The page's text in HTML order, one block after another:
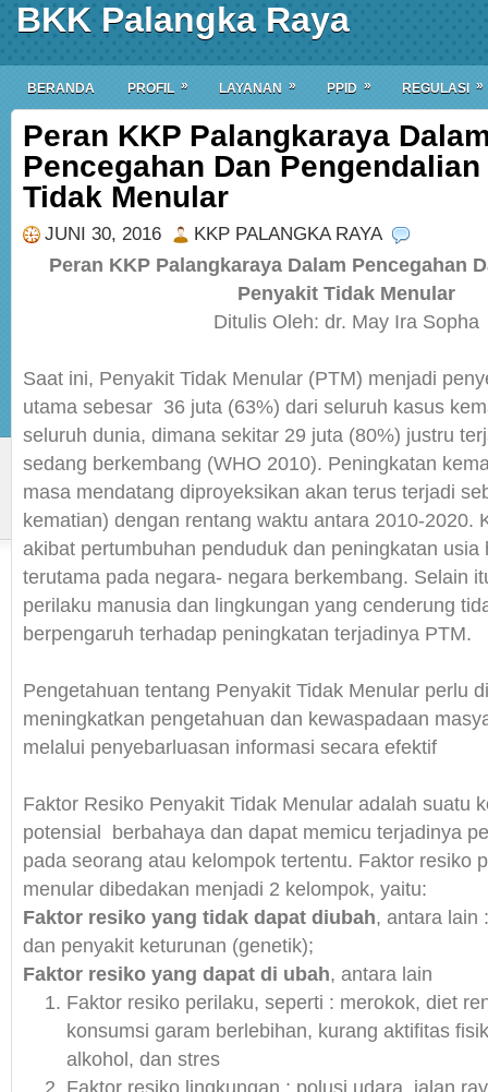
BKK Palangka Raya
BERANDA PROFIL » LAYANAN » PPID » REGULASI »
Peran KKP Palangkaraya
Pencegahan Dan
Tidak Menular
JUNI 30, 2016 KKP PALANGKA RAYA
Peran KKP Palangkaraya Dalam Pencegahan
Penyakit Tidak Menular
Ditulis Oleh: dr. May Ira Sopha
Saat ini, Penyakit Tidak Menular (PTM) menjadi
utama sebesar 36 juta (63%) dari seluruh kasus
seluruh dunia, dimana sekitar 29 juta (80%) justru
sedang berkembang (WHO 2010). Peningkatan
masa mendatang diproyeksikan akan terus terjadi
kematian) dengan rentang waktu antara 2010-2020.
akibat pertumbuhan penduduk dan peningkatan usia
terutama pada negara- negara berkembang. Selain
perilaku manusia dan lingkungan yang cenderung
berpengaruh terhadap peningkatan terjadinya PTM.
Pengetahuan tentang Penyakit Tidak Menular perlu
meningkatkan pengetahuan dan kewaspadaan
melalui penyebarluasan informasi secara efektif
Faktor Resiko Penyakit Tidak Menular adalah suatu
potensial berbahaya dan dapat memicu terjadinya
pada seorang atau kelompok tertentu. Faktor resiko
menular dibedakan menjadi 2 kelompok, yaitu:
Faktor resiko yang tidak dapat diubah, antara lain
dan penyakit keturunan (genetik);
Faktor resiko yang dapat di ubah, antara lain
Faktor resiko perilaku, seperti : merokok, diet
konsumsi garam berlebihan, kurang aktifitas
alkohol, dan stres
Faktor resiko lingkungan : polusi udara, jalan